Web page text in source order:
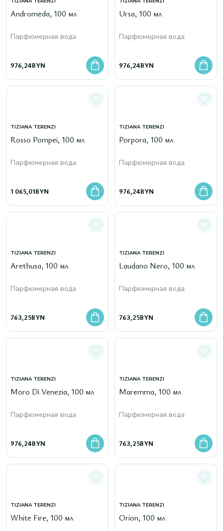
Andromeda, 100 мл
Парфюмерная вода
976,24BYN
Ursa, 100 мл
Парфюмерная вода
976,24BYN
TIZIANA TERENZI
Rosso Pompei, 100 мл
Парфюмерная вода
1 065,01BYN
TIZIANA TERENZI
Porpora, 100 мл
Парфюмерная вода
976,24BYN
TIZIANA TERENZI
Arethusa, 100 мл
Парфюмерная вода
763,25BYN
TIZIANA TERENZI
Laudano Nero, 100 мл
Парфюмерная вода
763,25BYN
TIZIANA TERENZI
Moro Di Venezia, 100 мл
Парфюмерная вода
976,24BYN
TIZIANA TERENZI
Maremma, 100 мл
Парфюмерная вода
763,25BYN
TIZIANA TERENZI
White Fire, 100 мл
TIZIANA TERENZI
Orion, 100 мл